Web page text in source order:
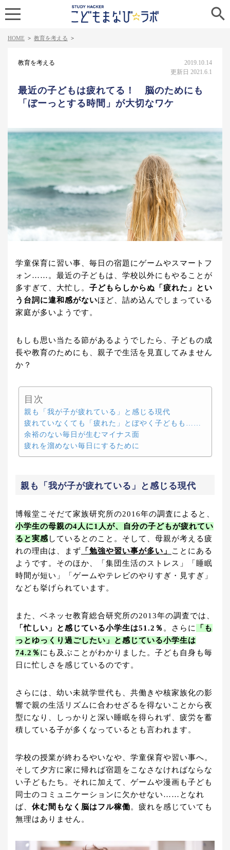

HOME > 教育を考える >
教育を考える
2019.10.14
更新日 2021.6.1
最近の子どもは疲れてる！ 脳のためにも
「ぼーっとする時間」が大切なワケ
学童保育に習い事、毎日の宿題にゲームやスマートフ
ォン……。最近の子どもは、学校以外にもやることが
多すぎて、大忙し。 子どもらしからぬ「疲れた」とい
う台詞に違和感がないほど、詰め込んでしまっている
家庭が多いようです。
もしも思い当たる節があるようでしたら、子どもの成
長や教育のためにも、親子で生活を見直してみません
か？
目次
親も「我が子が疲れている」と感じる現代
疲れていなくても「疲れた」とぼやく子どもも……
余裕のない毎日が生むマイナス面
疲れを溜めない毎日にするために
親も「我が子が疲れている」と感じる現代
博報堂こそだて家族研究所の2016年の調査によると、
小学生の母親の4人に1人が、自分の子どもが疲れてい
ると実感 しているとのこと。そして、母親が考える疲
れの理由は、まず 「勉強や習い事が多い」
ことにある
ようです。そのほか、「集団生活のストレス」「睡眠
時間が短い」「ゲームやテレビのやりすぎ・見すぎ」
なども挙げられています。
また、ベネッセ教育総合研究所の2013年の調査では、
「忙しい」と感じている小学生は51.2％ 。さらに
「も
っとゆっくり過ごしたい」と感じている小学生は
74.2％にも及ぶことがわかりました。子ども自身も毎
日に忙しさを感じているのです。
さらには、幼い未就学世代も、共働きや核家族化の影
響で親の生活リズムに合わせざるを得ないことから夜
型になり、しっかりと深い睡眠を得られず、疲労を蓄
積している子が多くなっているとも言われます。
学校の授業が終わるやいなや、学童保育や習い事へ。
そして夕方に家に帰れば宿題をこなさなければならな
い子どもたち。それに加えて、ゲームや漫画も子ども
同士のコミュニケーションに欠かせない……となれ
ば、 休む間もなく脳はフル稼働。疲れを感じていても
無理はありません。